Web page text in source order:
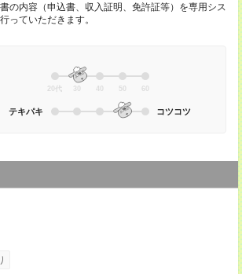
の内容（申込書、収入証明、免許証等）を専用シス
っていただきます。
20代 30 40 50 60
テキパキ コツコツ